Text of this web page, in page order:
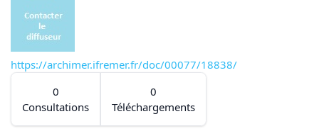
https://archimer.ifremer.fr/doc/00077/18838/
0
Consultations
0
Téléchargements